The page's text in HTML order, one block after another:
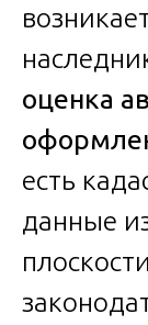
оценка
есть
данные